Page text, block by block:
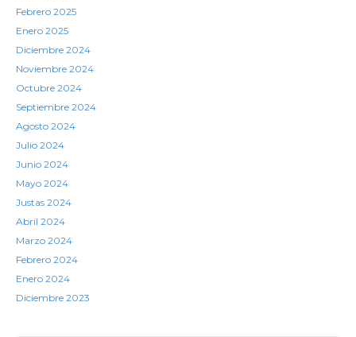
Febrero 2025
Enero 2025
Diciembre 2024
Noviembre 2024
Octubre 2024
Septiembre 2024
Agosto 2024
Julio 2024
Junio 2024
Mayo 2024
Justas 2024
Abril 2024
Marzo 2024
Febrero 2024
Enero 2024
Diciembre 2023